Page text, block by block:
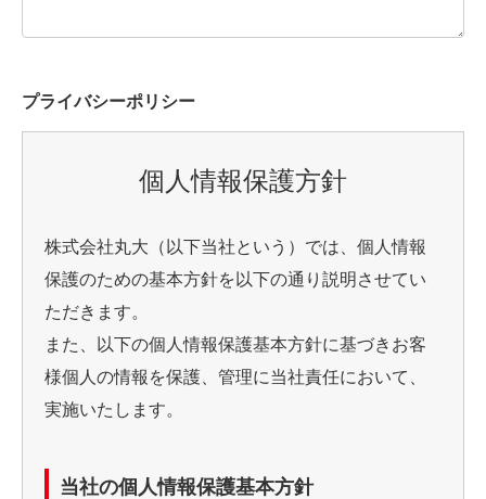
プライバシーポリシー
個人情報保護方針
株式会社丸大（以下当社という）では、個人情報
保護のための基本方針を以下の通り説明させてい
ただきます。
また、以下の個人情報保護基本方針に基づきお客
様個人の情報を保護、管理に当社責任において、
実施いたします。
当社の個人情報保護基本方針